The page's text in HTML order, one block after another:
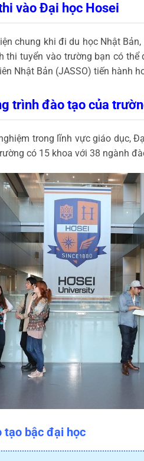
vào Đại học Hosei
chung khi đi du học Nhật
thi tuyển vào trường bạn có
Nhật Bản (JASSO) tiến hành
trình đào tạo của
trong lĩnh vực giáo dục,
có 15 khoa với 38 ngành
tạo bậc đại học